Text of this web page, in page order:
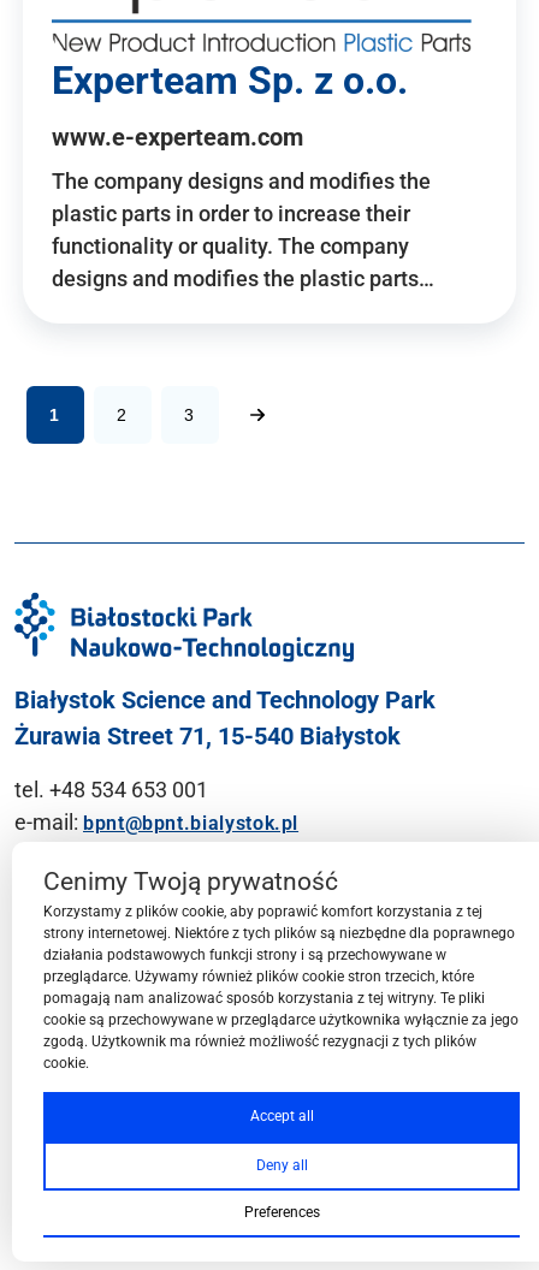
Experteam Sp. z o.o.
www.e-experteam.com
The company designs and modifies the
plastic parts in order to increase their
functionality or quality. The company
designs and modifies the plastic parts…
1 2 3
Białystok Science and Technology Park
Żurawia Street 71, 15-540 Białystok
tel. +48 534 653 001
e-mail: bpnt@bpnt.bialystok.pl
Contact
BPN-T Area
BPN-T Offer
Cenimy Twoją prywatność
Korzystamy z plików cookie, aby poprawić komfort korzystania z tej
strony internetowej. Niektóre z tych plików są niezbędne dla poprawnego
działania podstawowych funkcji strony i są przechowywane w
przeglądarce. Używamy również plików cookie stron trzecich, które
pomagają nam analizować sposób korzystania z tej witryny. Te pliki
cookie są przechowywane w przeglądarce użytkownika wyłącznie za jego
zgodą. Użytkownik ma również możliwość rezygnacji z tych plików
cookie.
Accept all
Deny all
Preferences